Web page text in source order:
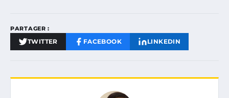
PARTAGER :
TWITTER FACEBOOK LINKEDIN